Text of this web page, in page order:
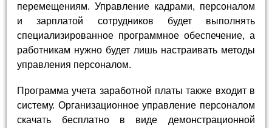
перемещениям. Управление кадрами, персоналом
и зарплатой сотрудников будет выполнять
специализированное программное обеспечение, а
работникам нужно будет лишь настраивать методы
управления персоналом.
Программа учета заработной платы также входит в
систему. Организационное управление персоналом
скачать бесплатно в виде демонстрационной